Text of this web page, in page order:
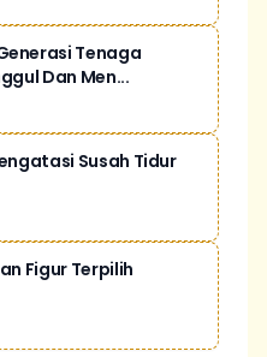
Tenaga
Dan Men...
Susah Tidur
Figur Terpilih